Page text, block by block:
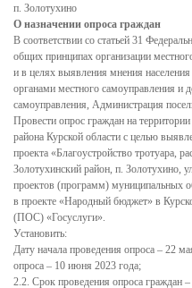
Достопримечательности
Новости и события
Новости и события
Прокуратура сообщает
Публичные доклады
Информация филиала
росреестра по Курской
Сведения об организации
Орган местного
п. Золотухино
О назначении опроса граждан
В соответствии со статьей 31
общих принципах организации
и в целях выявления мнения
органами местного самоуправления и
самоуправления, Администрация
Провести опрос граждан на
района Курской области с целью
проекта «Благоустройство тротуара,
Золотухинский район, п. Золотухино,
проектов (программ) муниципальных
в проекте «Народный бюджет» в
(ПОС) «Госуслуги».
Установить:
Дату начала проведения опроса – 22
опроса – 10 июня 2023 года;
2.2. Срок проведения опроса граждан